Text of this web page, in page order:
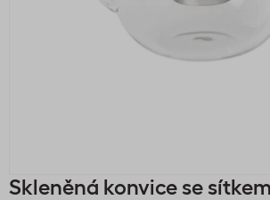
Skleněná konvice se